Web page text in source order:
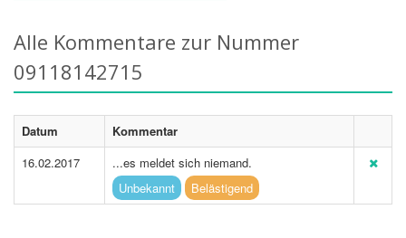
Alle Kommentare zur Nummer
09118142715
Datum
Kommentar
16.02.2017
...es meldet sich niemand.
Unbekannt
Belästigend